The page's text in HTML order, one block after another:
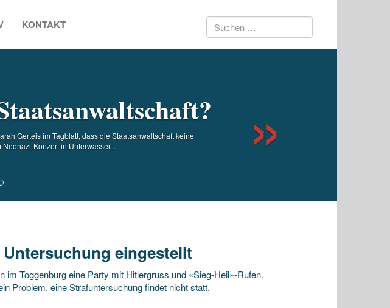
KONTAKT Suchen
Gerteis im Tagblatt, dass die Staatsanwaltschaft keine
Konzert in Unterwasser...
eingestellt
im Toggenburg eine Party mit Hitlergruss und «Sieg-Heil»-Rufen.
Problem, eine Strafuntersuchung findet nicht statt.